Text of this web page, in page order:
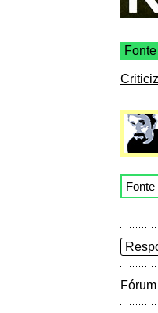
Fonte
Fórum